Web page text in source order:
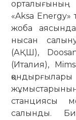
«Aksa Energy»
жоба
нысан
(АҚШ),
(Италия),
станциясы
салынды.